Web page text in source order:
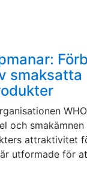
smaksatta
och
attraktivitet
utformade för